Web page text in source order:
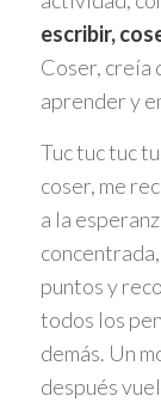
escribir,
Coser, creía
aprender y
Tuc tuc tuc
coser, me
a la
puntos y
todos los
demás. Un
después